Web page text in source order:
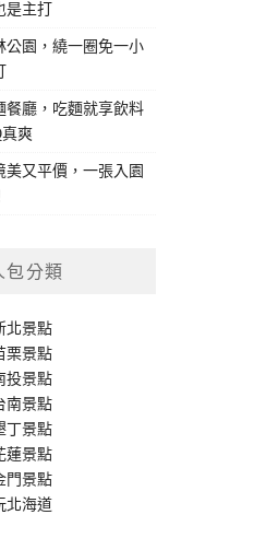
主打
公園，繞一圈免一小
餐廳，吃麵就享飲料
爽
又平價，一張入園
包分類
北景點
栗景點
投景點
南景點
丁景點
蓮景點
門景點
北海道